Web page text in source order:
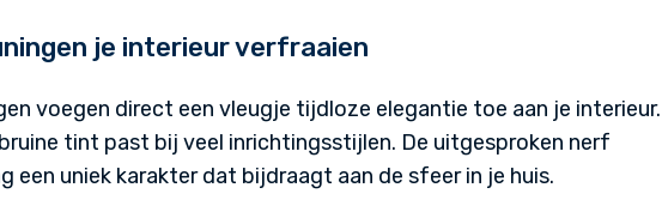
je interieur verfraaien
voegen direct een vleugje tijdloze elegantie toe aan je interieur.
tint past bij veel inrichtingsstijlen. De uitgesproken nerf
een uniek karakter dat bijdraagt aan de sfeer in je huis.